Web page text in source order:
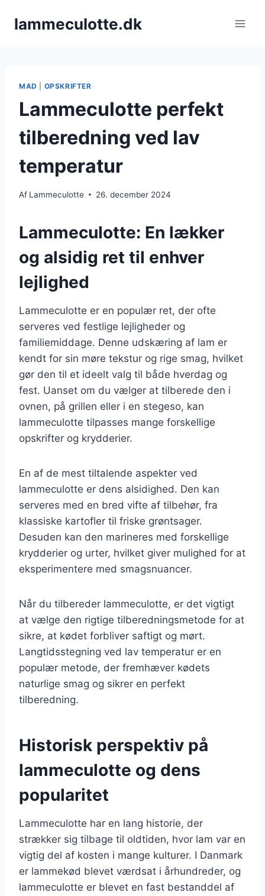
lammeculotte.dk
MAD OPSKRIFTER
Lammeculotte perfekt
tilberedning ved lav
temperatur
Af Lammeculotte 26. december 2024
Lammeculotte: En lækker
og alsidig ret til enhver
lejlighed
Lammeculotte er en populær ret, der ofte
serveres ved festlige lejligheder og
familiemiddage. Denne udskæring af lam er
kendt for sin møre tekstur og rige smag, hvilket
gør den til et ideelt valg til både hverdag og
fest. Uanset om du vælger at tilberede den i
ovnen, på grillen eller i en stegeso, kan
lammeculotte tilpasses mange forskellige
opskrifter og krydderier.
En af de mest tiltalende aspekter ved
lammeculotte er dens alsidighed. Den kan
serveres med en bred vifte af tilbehør, fra
klassiske kartofler til friske grøntsager.
Desuden kan den marineres med forskellige
krydderier og urter, hvilket giver mulighed for at
eksperimentere med smagsnuancer.
Når du tilbereder lammeculotte, er det vigtigt
at vælge den rigtige tilberedningsmetode for at
sikre, at kødet forbliver saftigt og mørt.
Langtidsstegning ved lav temperatur er en
populær metode, der fremhæver kødets
naturlige smag og sikrer en perfekt
tilberedning.
Historisk perspektiv på
lammeculotte og dens
popularitet
Lammeculotte har en lang historie, der
strækker sig tilbage til oldtiden, hvor lam var en
vigtig del af kosten i mange kulturer. I Danmark
er lammekød blevet værdsat i århundreder, og
lammeculotte er blevet en fast bestanddel af